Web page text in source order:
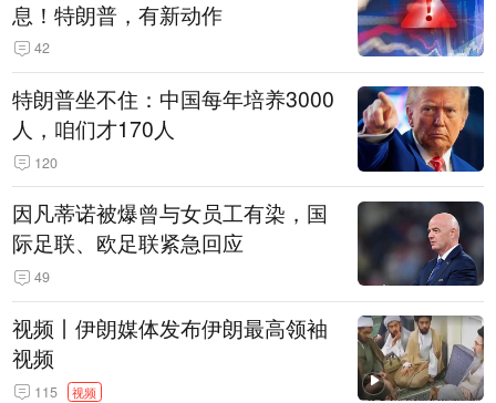
息！特朗普，有新动作
42
特朗普坐不住：中国每年培养3000
人，咱们才170人
120
因凡蒂诺被爆曾与女员工有染，国
际足联、欧足联紧急回应
49
视频丨伊朗媒体发布伊朗最高领袖
视频
115 视频